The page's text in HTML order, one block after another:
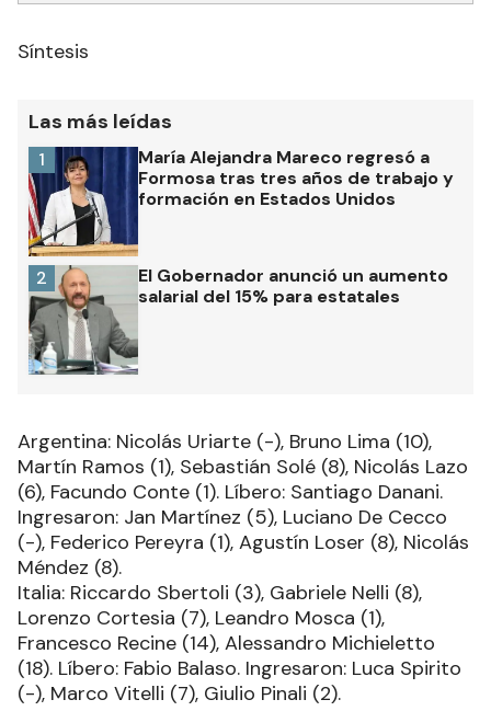
Síntesis
Las más leídas
María Alejandra Mareco regresó a
Formosa tras tres años de trabajo y
formación en Estados Unidos
1
El Gobernador anunció un aumento
salarial del 15% para estatales
2
Argentina: Nicolás Uriarte (-), Bruno Lima (10),
Martín Ramos (1), Sebastián Solé (8), Nicolás Lazo
(6), Facundo Conte (1). Líbero: Santiago Danani.
Ingresaron: Jan Martínez (5), Luciano De Cecco
(-), Federico Pereyra (1), Agustín Loser (8), Nicolás
Méndez (8).
Italia: Riccardo Sbertoli (3), Gabriele Nelli (8),
Lorenzo Cortesia (7), Leandro Mosca (1),
Francesco Recine (14), Alessandro Michieletto
(18). Líbero: Fabio Balaso. Ingresaron: Luca Spirito
(-), Marco Vitelli (7), Giulio Pinali (2).